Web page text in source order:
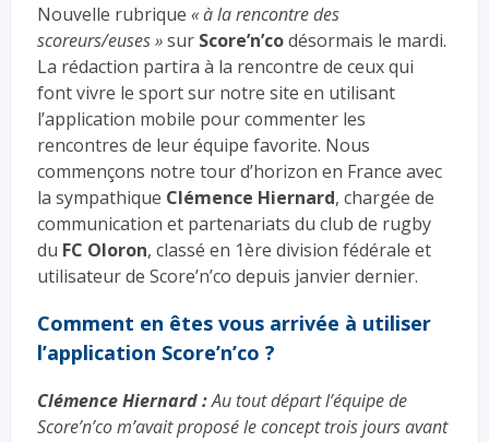
Nouvelle rubrique « à la rencontre des
scoreurs/euses »sur Score’n’codésormais le mardi.
La rédaction partira à la rencontre de ceux qui
font vivre le sport sur notre site en utilisant
l’application mobile pour commenter les
rencontres de leur équipe favorite. Nous
commençons notre tour d’horizon en France avec
la sympathique Clémence Hiernard, chargée de
communication et partenariats du club de rugby
du FC Oloron, classé en 1ère division fédérale et
utilisateur de Score’n’co depuis janvier dernier.
Comment en êtes vous arrivée à utiliser
l’application Score’n’co ?
Clémence Hiernard :Au tout départ l’équipe de
Score’n’co m’avait proposé le concept trois jours avant